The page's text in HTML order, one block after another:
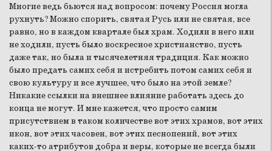
Многие ведь бьются над вопросом: почему Россия могла
рухнуть? Можно спорить, святая Русь или не святая, все
равно, но в каждом квартале был храм. Ходили в него или
не ходили, пусть было воскресное христианство, пусть
даже так, но была и тысячелетняя традиция. Как можно
было предать самих себя и истребить потом самих себя и
свою культуру и все лучшее, что было на этой земле?
Никакие ссылки на внешнее влияние работать здесь до
конца не могут. И мне кажется, что просто самим
присутствием в таком количестве вот этих храмов, вот этих
икон, вот этих часовен, вот этих песнопений, вот этих
каких-то атрибутов добра и веры, которые не всегда были